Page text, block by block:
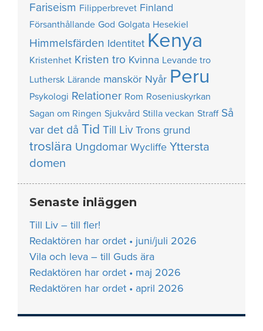
Fariseism Filipperbrevet Finland
Försanthållande God Golgata Hesekiel
Himmelsfärden Identitet Kenya
Kristenhet Kristen tro Kvinna Levande tro
Luthersk Lärande manskör Nyår Peru
Psykologi Relationer Rom Roseniuskyrkan
Sagan om Ringen Sjukvård Stilla veckan Straff Så
var det då Tid Till Liv Trons grund
troslära Ungdomar Wycliffe Yttersta
domen
Senaste inläggen
Till Liv – till fler!
Redaktören har ordet • juni/juli 2026
Vila och leva – till Guds ära
Redaktören har ordet • maj 2026
Redaktören har ordet • april 2026